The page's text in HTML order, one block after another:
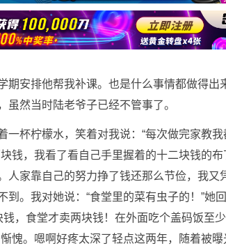
期安排他帮我补课。也是什么事情都做得出
然当时陆老爷子已经不管事了。
杯柠檬水，笑着对我说：“每次做完家教
钱，我看了看自己手里握着的十二块钱的布
家靠自己的努力挣了钱还那么节俭，我又
。我对她说：“食堂里的菜有虫子的！”她
，食堂才卖两块钱！在外面吃个盖码饭至
愧。嗯啊好疼太深了轻点这两年，随着被